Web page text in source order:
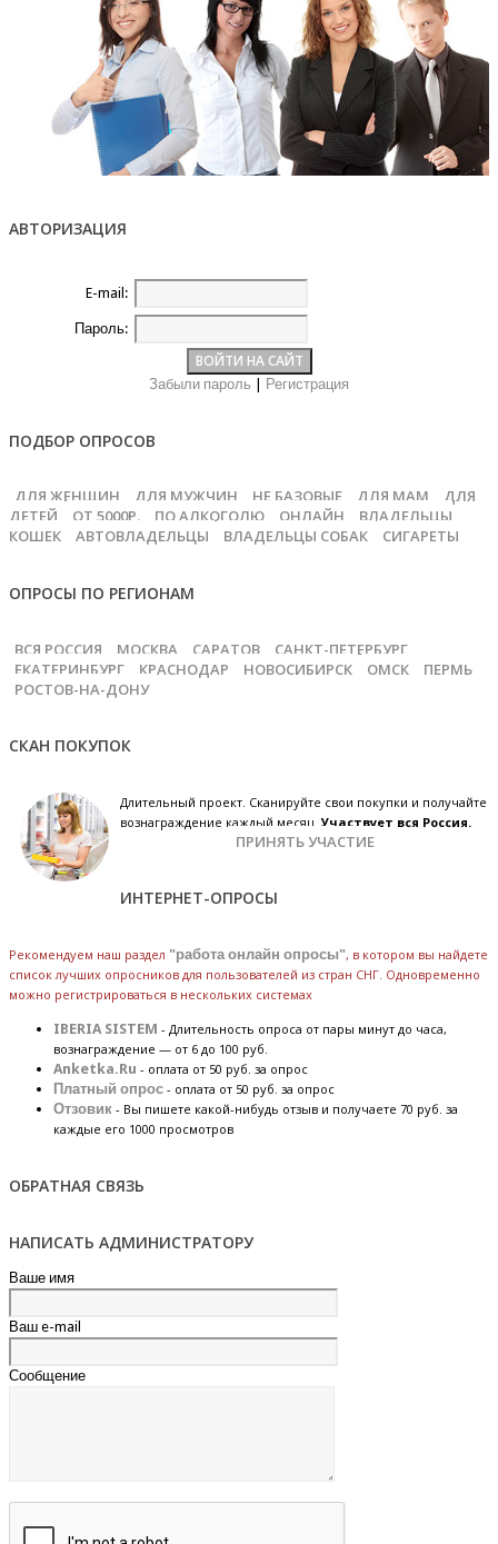
АВТОРИЗАЦИЯ
E-mail:
Пароль:
Забыли пароль Регистрация
ПОДБОР ОПРОСОВ
ДЛЯ ЖЕНЩИН ДЛЯ МУЖЧИН НЕ БАЗОВЫЕ ДЛЯ МАМ
ДЛЯ
ДЕТЕЙ
ОТ 5000Р. ПО АЛКОГОЛЮ ОНЛАЙН
ВЛАДЕЛЬЦЫ
КОШЕК
АВТОВЛАДЕЛЬЦЫ ВЛАДЕЛЬЦЫ СОБАК СИГАРЕТЫ
ОПРОСЫ ПО РЕГИОНАМ
ВСЯ РОССИЯ МОСКВА САРАТОВ
САНКТ-ПЕТЕРБУРГ
ЕКАТЕРИНБУРГ
КРАСНОДАР НОВОСИБИРСК ОМСК
ПЕРМЬ
РОСТОВ-НА-ДОНУ
СКАН ПОКУПОК
Длительный проект. Сканируйте свои покупки и получайте
вознаграждение каждый месяц.Участвует вся Россия.
ПРИНЯТЬ УЧАСТИЕ
ИНТЕРНЕТ-ОПРОСЫ
Рекомендуем наш раздел "работа онлайн опросы", в котором вы найдете
список лучших опросников для пользователей из стран СНГ. Одновременно
можно регистрироваться в нескольких системах
IBERIA SISTEM - Длительность опроса от пары минут до часа,
вознаграждение — от 6 до 100 руб.
Anketka.Ru - оплата от 50 руб. за опрос
Платный опрос - оплата от 50 руб. за опрос
Отзовик - Вы пишете какой-нибудь отзыв и получаете 70 руб. за
каждые его 1000 просмотров
ОБРАТНАЯ СВЯЗЬ
НАПИСАТЬ АДМИНИСТРАТОРУ
Ваше имя
Ваш e-mail
Сообщение